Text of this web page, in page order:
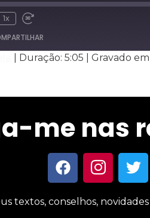
1x
Duração: 5:05 Gravado
me nas
textos, conselhos,